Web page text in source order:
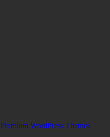
Premium WordPress Themes